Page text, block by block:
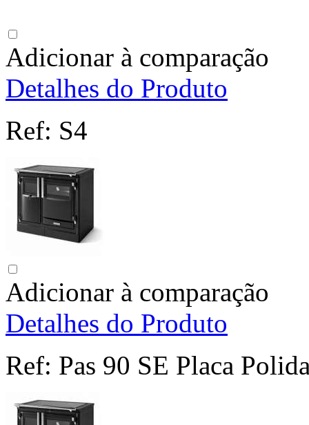
Adicionar à comparação
Detalhes do Produto
Ref: S4
Adicionar à comparação
Detalhes do Produto
Ref: Pas 90 SE Placa